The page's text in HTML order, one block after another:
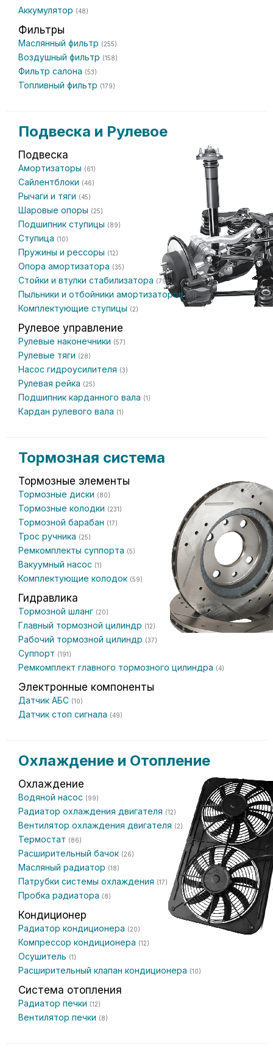
Аккумулятор (48)
Фильтры
Маслянный фильтр (255)
Воздушный фильтр (158)
Фильтр салона (53)
Топливный фильтр (179)
Подвеска и Рулевое
Подвеска
Амортизаторы (61)
Сайлентблоки (46)
Рычаги и тяги (45)
Шаровые опоры (25)
Подшипник ступицы (89)
Ступица (10)
Пружины и рессоры (12)
Опора амортизатора (35)
Стойки и втулки стабилизатора (79)
Пыльники и отбойники амортизаторов(51)
Комплектующие ступицы (2)
Рулевое управление
Рулевые наконечники (57)
Рулевые тяги (28)
Насос гидроусилителя (3)
Рулевая рейка (25)
Подшипник карданного вала (1)
Кардан рулевого вала (1)
Тормозная система
Тормозные элементы
Тормозные диски (80)
Тормозные колодки (231)
Тормозной барабан (17)
Трос ручника (25)
Ремкомплекты суппорта (5)
Вакуумный насос (1)
Комплектующие колодок (59)
Гидравлика
Тормозной шланг (20)
Главный тормозной цилиндр (12)
Рабочий тормозной цилиндр (37)
Суппорт (191)
Ремкомплект главного тормозного цилиндра (4)
Электронные компоненты
Датчик АБС (10)
Датчик стоп сигнала (49)
Охлаждение и Отопление
Охлаждение
Водяной насос (99)
Радиатор охлаждения двигателя (12)
Вентилятор охлаждения двигателя (2)
Термостат (86)
Расширительный бачок (26)
Масляный радиатор (18)
Патрубки системы охлаждения (17)
Пробка радиатора (8)
Кондиционер
Радиатор кондиционера (20)
Компрессор кондиционера (12)
Осушитель (1)
Расширительный клапан кондиционера (10)
Система отопления
Радиатор печки (12)
Вентилятор печки (8)